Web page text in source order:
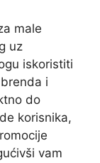
male
uz
iskoristiti
i
do
korisnika,
vam